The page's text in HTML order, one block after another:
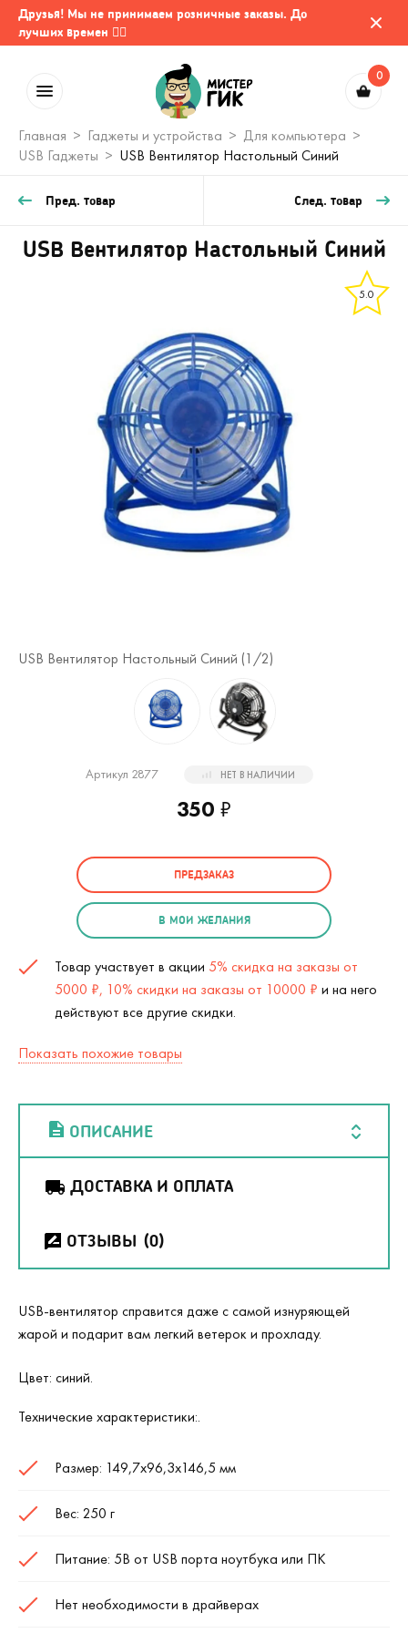
Друзья! Мы не принимаем розничные заказы. До
лучших времен 🤷‍♂️
0
Главная Гаджеты и устройства
Для компьютера
USB Гаджеты
USB Вентилятор Настольный Синий
Пред. товар След. товар
USB Вентилятор Настольный Синий
5.0
USB Вентилятор Настольный Синий (1 /2)
Артикул 2877 НЕТ В НАЛИЧИИ
350₽
ПРЕДЗАКАЗ
В МОИ ЖЕЛАНИЯ
Товар участвует в акции 5% скидка на заказы от
5000 ₽, 10% скидки на заказы от 10000 ₽ и на него
действуют все другие скидки.
Показать похожие товары
ОПИСАНИЕ
ДОСТАВКА И ОПЛАТА
ОТЗЫВЫ (0)
USB-вентилятор справится даже с самой изнуряющей
жарой и подарит вам легкий ветерок и прохладу.
Цвет: синий.
Технические характеристики:.
Размер: 149,7х96,3х146,5 мм
Вес: 250 г
Питание: 5В от USB порта ноутбука или ПК
Нет необходимости в драйверах